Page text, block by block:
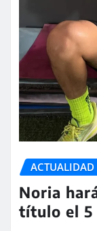
ACTUALIDAD
Noria
título el 5